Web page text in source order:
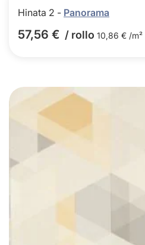
Hinata 2 - Panorama
57,56 € / rollo 10,86 € /m²